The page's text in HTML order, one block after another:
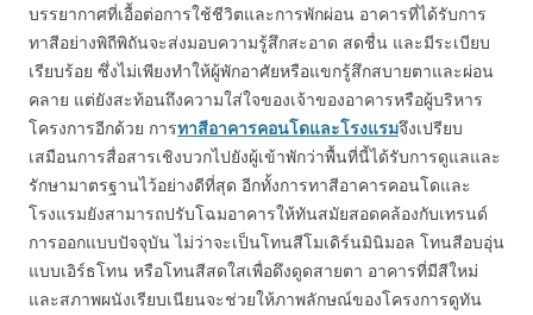
บรรยากาศที่เอื้อต่อการใช้ชีวิตและการพักผ่อน อาคารที่ได้รับการ
ทาสีอย่างพิถีพิถันจะส่งมอบความรู้สึกสะอาด สดชื่น และมีระเบียบ
เรียบร้อย ซึ่งไม่เพียงทำให้ผู้พักอาศัยหรือแขกรู้สึกสบายตาและผ่อน
คลาย แต่ยังสะท้อนถึงความใส่ใจของเจ้าของอาคารหรือผู้บริหาร
โครงการอีกด้วย การทาสีอาคารคอนโดและโรงแรมจึงเปรียบ
เสมือนการสื่อสารเชิงบวกไปยังผู้เข้าพักว่าพื้นที่นี้ได้รับการดูแลและ
รักษามาตรฐานไว้อย่างดีที่สุด อีกทั้งการทาสีอาคารคอนโดและ
โรงแรมยังสามารถปรับโฉมอาคารให้ทันสมัยสอดคล้องกับเทรนด์
การออกแบบปัจจุบัน ไม่ว่าจะเป็นโทนสีโมเดิร์นมินิมอล โทนสีอบอุ่น
แบบเอิร์ธโทน หรือโทนสีสดใสเพื่อดึงดูดสายตา อาคารที่มีสีใหม่
และสภาพผนังเรียบเนียนจะช่วยให้ภาพลักษณ์ของโครงการดูทัน